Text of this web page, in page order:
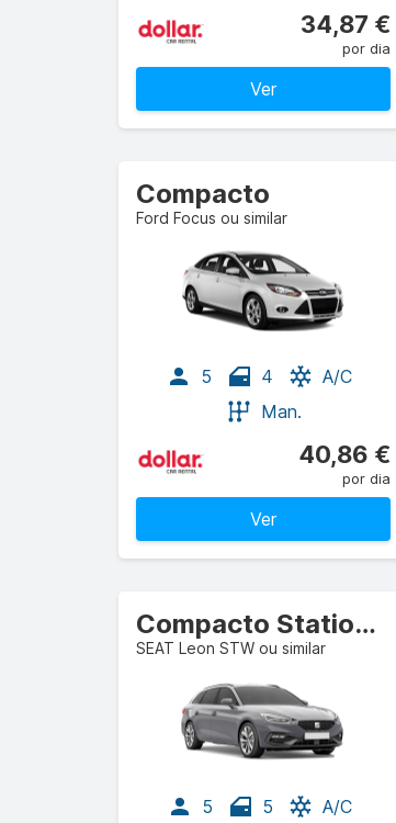
34,87 €
por dia
Ver
Compacto
Ford Focus ou similar
5 4
A/C
Man.
40,86 €
por dia
Ver
Compacto Stationwagon
SEAT Leon STW ou similar
5 5
A/C